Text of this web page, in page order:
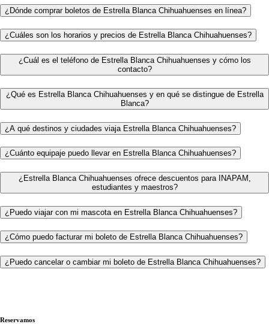
¿Dónde comprar boletos de Estrella Blanca Chihuahuenses en línea?
¿Cuáles son los horarios y precios de Estrella Blanca Chihuahuenses?
¿Cuál es el teléfono de Estrella Blanca Chihuahuenses y cómo los
contacto?
¿Qué es Estrella Blanca Chihuahuenses y en qué se distingue de Estrella
Blanca?
¿A qué destinos y ciudades viaja Estrella Blanca Chihuahuenses?
¿Cuánto equipaje puedo llevar en Estrella Blanca Chihuahuenses?
¿Estrella Blanca Chihuahuenses ofrece descuentos para INAPAM,
estudiantes y maestros?
¿Puedo viajar con mi mascota en Estrella Blanca Chihuahuenses?
¿Cómo puedo facturar mi boleto de Estrella Blanca Chihuahuenses?
¿Puedo cancelar o cambiar mi boleto de Estrella Blanca Chihuahuenses?
Reservamos